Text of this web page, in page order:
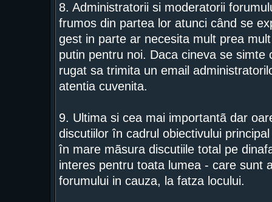
8. Administratorii si moderatorii
frumos din partea lor atunci când se
gest in parte ar necesita mult prea
putin pentru noi. Daca cineva se
rugat sa trimita un email
atentia cuvenita.
9. Ultima si cea mai importantã dar
discutiilor în cadrul obiectivului
în mare mãsura discutiile total pe
interes pentru toata lumea - care sunt
forumului in cauza, la fatza locului.